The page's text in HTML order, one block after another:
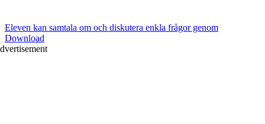
Eleven kan samtala om och diskutera enkla frågor genom
Download